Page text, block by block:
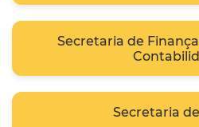
Secretaria de
Secretaria